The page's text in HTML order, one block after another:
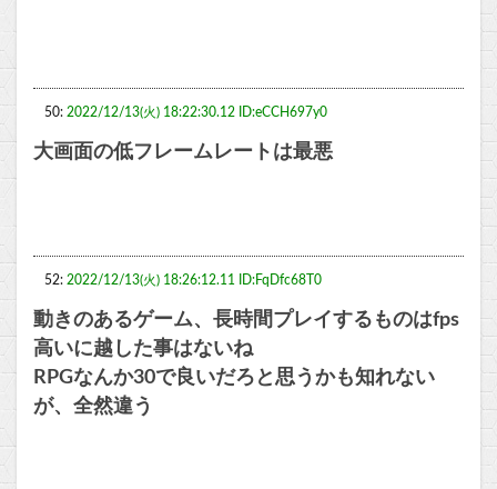
50: 2022/12/13(火) 18:22:30.12 ID:eCCH697y0
大画面の低フレームレートは最悪
52: 2022/12/13(火) 18:26:12.11 ID:FqDfc68T0
動きのあるゲーム、長時間プレイするものはfps
高いに越した事はないね
RPGなんか30で良いだろと思うかも知れない
が、全然違う